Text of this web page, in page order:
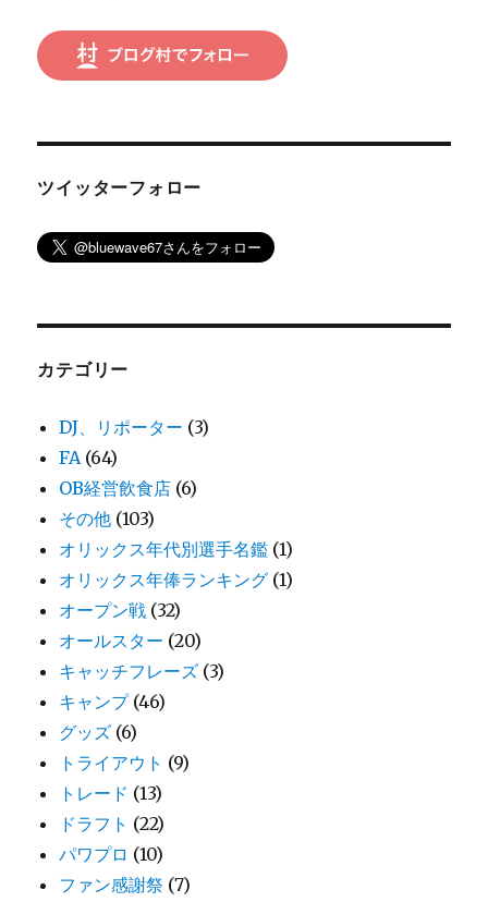
ツイッターフォロー
カテゴリー
DJ、リポーター (3)
FA (64)
OB経営飲食店 (6)
その他 (103)
オリックス年代別選手名鑑 (1)
オリックス年俸ランキング (1)
オープン戦 (32)
オールスター (20)
キャッチフレーズ (3)
キャンプ(46)
グッズ (6)
トライアウト (9)
トレード (13)
ドラフト (22)
パワプロ (10)
ファン感謝祭 (7)